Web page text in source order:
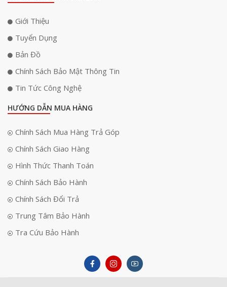
Giới Thiệu
Tuyển Dụng
Bản Đồ
Chính Sách Bảo Mật Thông Tin
Tin Tức Công Nghệ
HƯỚNG DẪN MUA HÀNG
Chính Sách Mua Hàng Trả Góp
Chính Sách Giao Hàng
Hình Thức Thanh Toán
Chính Sách Bảo Hành
Chính Sách Đổi Trả
Trung Tâm Bảo Hành
Tra Cứu Bảo Hành